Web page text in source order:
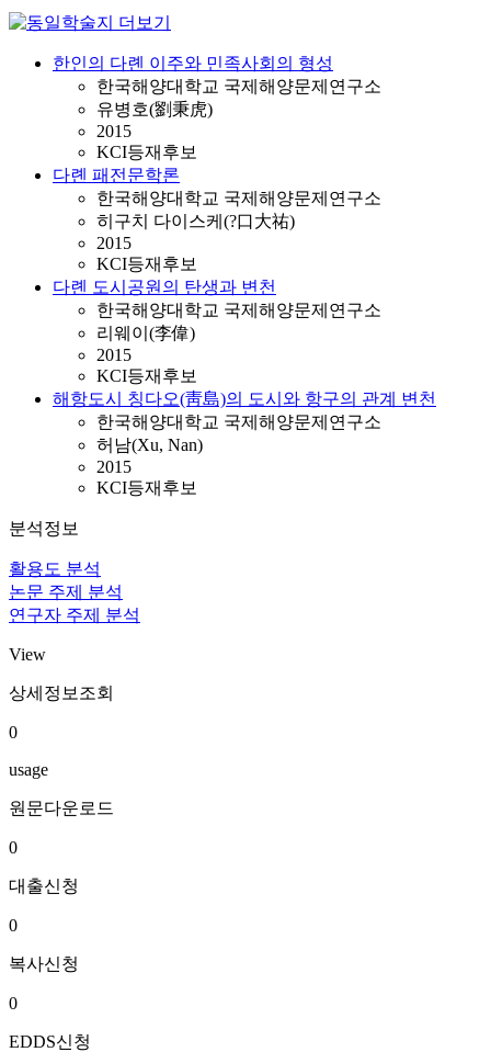
한인의 다롄 이주와 민족사회의 형성
한국해양대학교 국제해양문제연구소
유병호(劉秉虎)
2015
KCI등재후보
다롄 패전문학론
한국해양대학교 국제해양문제연구소
히구치 다이스케(?口大祐)
2015
KCI등재후보
다롄 도시공원의 탄생과 변천
한국해양대학교 국제해양문제연구소
리웨이(李偉)
2015
KCI등재후보
해항도시 칭다오(靑島)의 도시와 항구의 관계 변천
한국해양대학교 국제해양문제연구소
허남(Xu, Nan)
2015
KCI등재후보
분석정보
활용도 분석
논문 주제 분석
연구자 주제 분석
View
상세정보조회
0
usage
원문다운로드
0
대출신청
0
복사신청
0
EDDS신청